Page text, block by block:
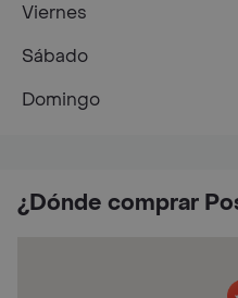
¿Dónde comprar
Viernes
Sábado
Domingo